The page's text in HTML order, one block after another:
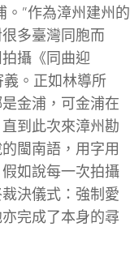
”作為漳州建州的
多臺灣同胞而
攝《同曲迎
。正如林導所
金浦，可金浦在
到此次來漳州勘
閩南語，用字用
如說每一次拍攝
決儀式：強制愛
完成了本身的尋